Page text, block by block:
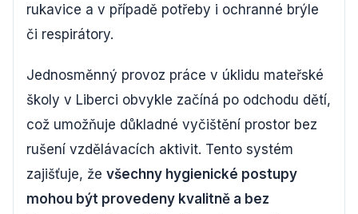
rukavice a v případě potřeby i ochranné brýle
či respirátory.
Jednosměnný provoz práce v úklidu mateřské
školy v Liberci obvykle začíná po odchodu dětí,
což umožňuje důkladné vyčištění prostor bez
rušení vzdělávacích aktivit. Tento systém
zajišťuje, že všechny hygienické postupy
mohou být provedeny kvalitně a bez